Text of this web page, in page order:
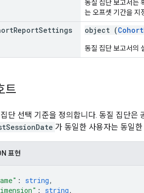
동질 집단 보고서는
는 오프셋 기간을 지
ReportSettings object (
동질 집단 보고서의
트
단 선택 기준을 정의합니다. 동질 집단은
가 동일한 사용자는 동일
표현
: string,
: string,